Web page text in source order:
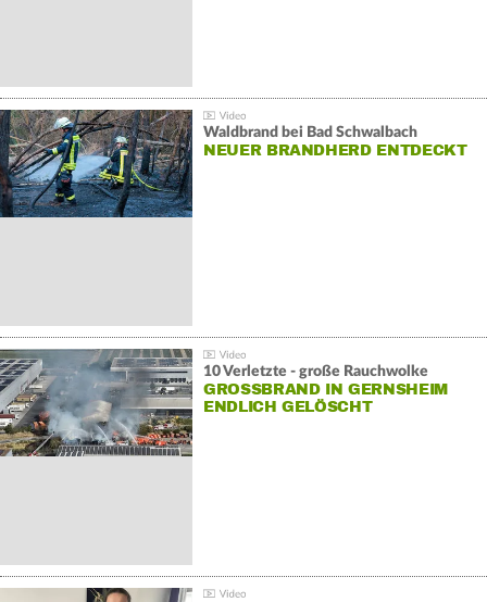
Waldbrand bei Bad Schwalbach
NEUER BRANDHERD ENTDECKT
10 Verletzte - große Rauchwolke
GROSSBRAND IN GERNSHEIM E
NDLICH GELÖSCHT